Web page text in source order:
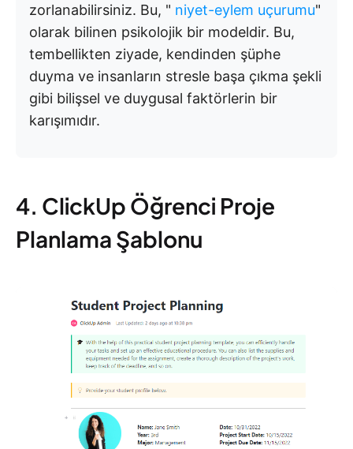
zorlanabilirsiniz. Bu, " niyet-eylem uçurumu"
olarak bilinen psikolojik bir modeldir. Bu,
tembellikten ziyade, kendinden şüphe
duyma ve insanların stresle başa çıkma şekli
gibi bilişsel ve duygusal faktörlerin bir
karışımıdır.
4. ClickUp Öğrenci Proje
Planlama Şablonu